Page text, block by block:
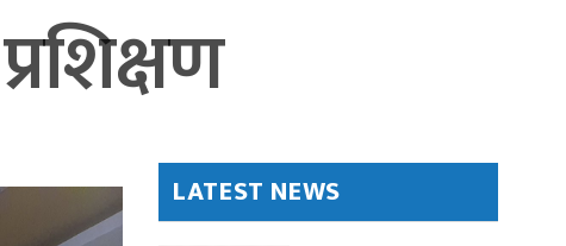
LATEST NEWS